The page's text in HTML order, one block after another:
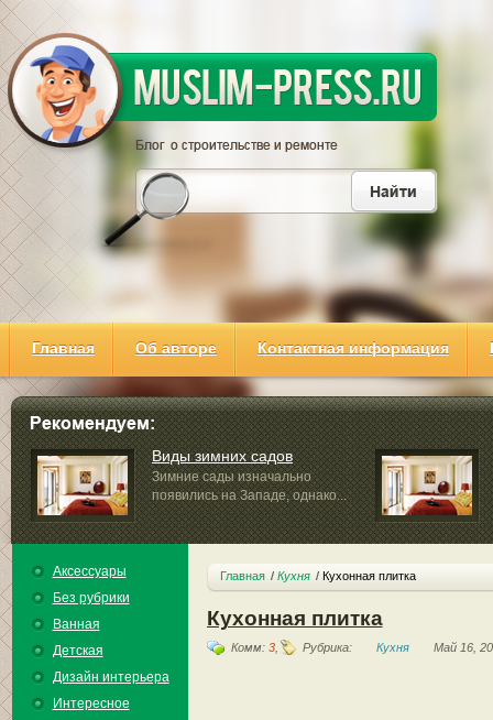
Главная Об авторе Контактная информация
Виды зимних садов
Зимние сады изначально
появились на Западе, однако...
Аксессуары
Без рубрики
Ванная
Детская
Дизайн интерьера
Интересное
Главная Кухня Кухонная плитка
Кухонная плитка
Комм: 3, Рубрика: Кухня Май 16,